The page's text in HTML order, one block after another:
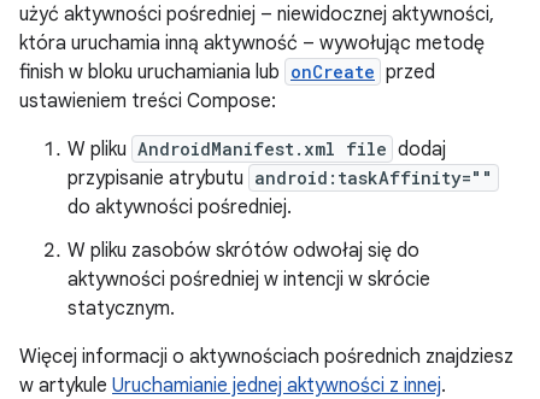
użyć aktywności pośredniej – niewidocznej aktywności,
która uruchamia inną aktywność – wywołując metodę
finish w bloku uruchamiania lub onCreate przed
ustawieniem treści Compose:
W pliku AndroidManifest.xml file dodaj
przypisanie atrybutu android:taskAffinity=""
do aktywności pośredniej.
W pliku zasobów skrótów odwołaj się do
aktywności pośredniej w intencji w skrócie
statycznym.
Więcej informacji o aktywnościach pośrednich znajdziesz
w artykule Uruchamianie jednej aktywności z innej.